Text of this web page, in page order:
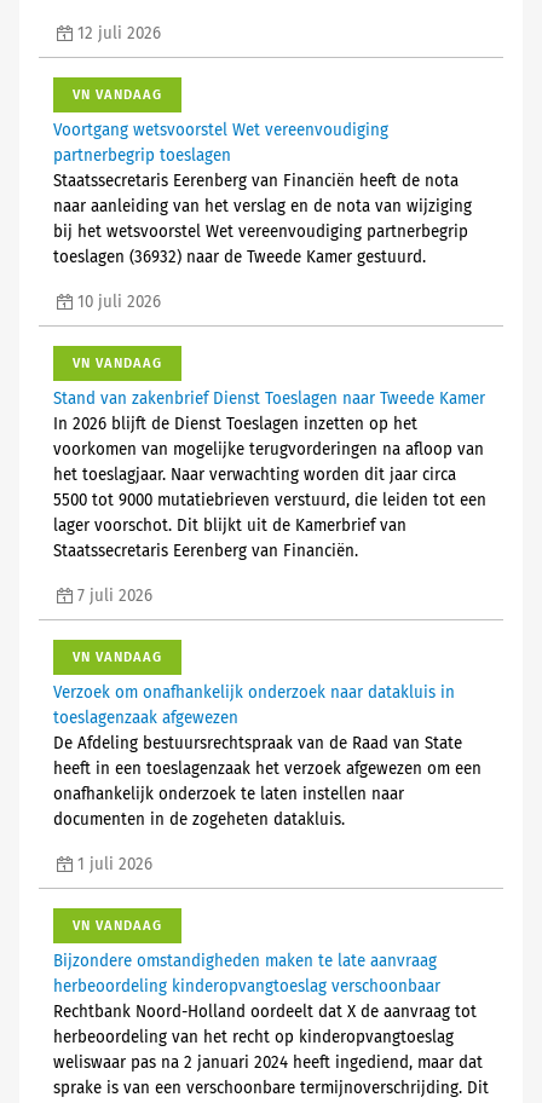
12 juli 2026
VN VANDAAG
Voortgang wetsvoorstel Wet vereenvoudiging
partnerbegrip toeslagen
Staatssecretaris Eerenberg van Financiën heeft de nota
naar aanleiding van het verslag en de nota van wijziging
bij het wetsvoorstel Wet vereenvoudiging partnerbegrip
toeslagen (36932) naar de Tweede Kamer gestuurd.
10 juli 2026
VN VANDAAG
Stand van zakenbrief Dienst Toeslagen naar Tweede Kamer
In 2026 blijft de Dienst Toeslagen inzetten op het
voorkomen van mogelijke terugvorderingen na afloop van
het toeslagjaar. Naar verwachting worden dit jaar circa
5500 tot 9000 mutatiebrieven verstuurd, die leiden tot een
lager voorschot. Dit blijkt uit de Kamerbrief van
Staatssecretaris Eerenberg van Financiën.
7 juli 2026
VN VANDAAG
Verzoek om onafhankelijk onderzoek naar datakluis in
toeslagenzaak afgewezen
De Afdeling bestuursrechtspraak van de Raad van State
heeft in een toeslagenzaak het verzoek afgewezen om een
onafhankelijk onderzoek te laten instellen naar
documenten in de zogeheten datakluis.
1 juli 2026
VN VANDAAG
Bijzondere omstandigheden maken te late aanvraag
herbeoordeling kinderopvangtoeslag verschoonbaar
Rechtbank Noord-Holland oordeelt dat X de aanvraag tot
herbeoordeling van het recht op kinderopvangtoeslag
weliswaar pas na 2 januari 2024 heeft ingediend, maar dat
sprake is van een verschoonbare termijnoverschrijding. Dit